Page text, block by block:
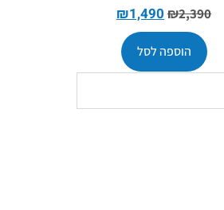
₪2,390
₪1,490
הוספה לסל